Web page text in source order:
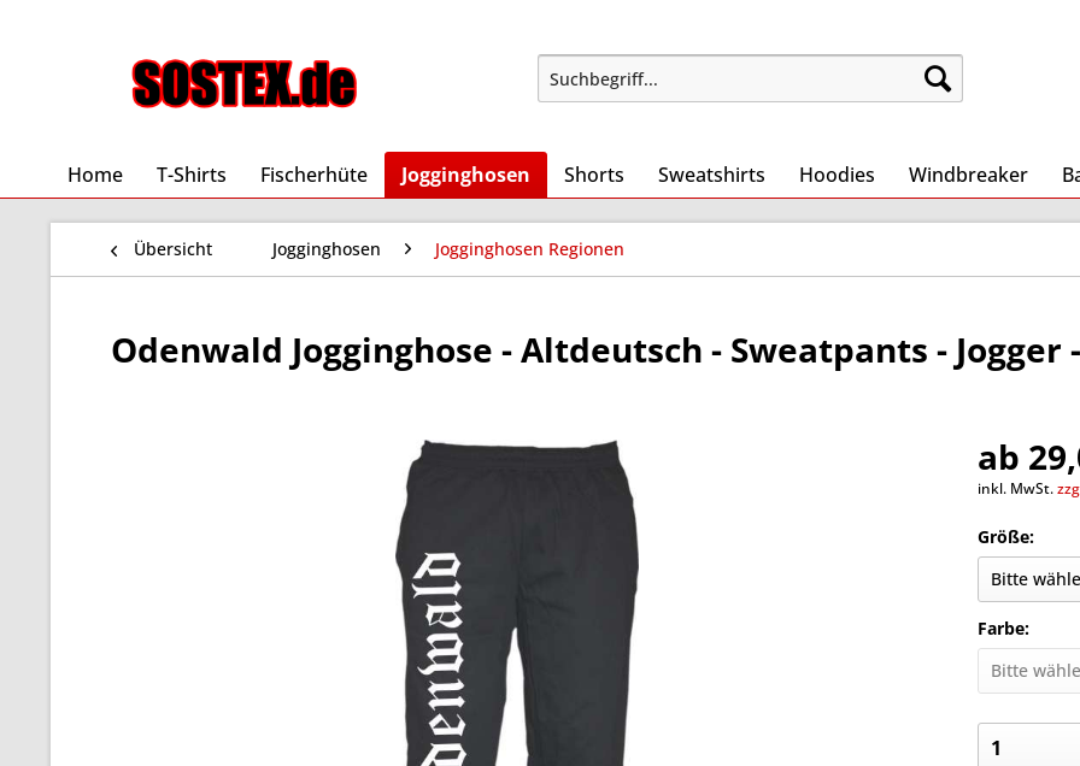
Home T-Shirts Fischerhüte Jogginghosen Shorts Sweatshirts Hoodies Windbreaker
Übersicht Jogginghosen Jogginghosen Regionen
Odenwald Jogginghose - Altdeutsch - Sweatpants - Jogger
ab
inkl. MwSt.
Größe:
Farbe: